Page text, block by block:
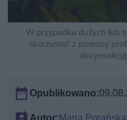
W przypadku dużych lub
skorzystać z pomocy
Opublikowano:
Autor:Maria Porańska